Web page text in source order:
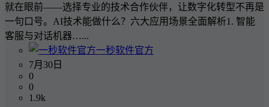
就在眼前——选择专业的技术合作伙伴，让数字化转型不再是
一句口号。AI技术能做什么？六大应用场景全面解析1. 智能
客服与对话机器…...
一秒软件官方
7月30日
0
0
1.9k